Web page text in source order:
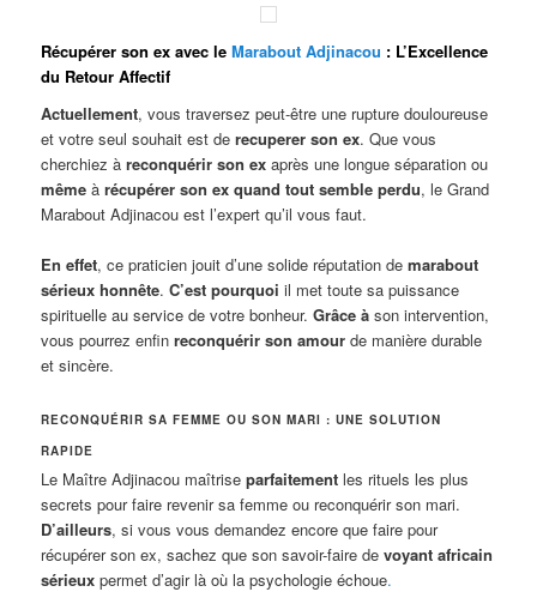
Récupérer son ex avec leMarabout Adjinacou : L’Excellence
du Retour Affectif
Actuellement, vous traversez peut-être une rupture douloureuse
et votre seul souhait est derecuperer son ex. Que vous
cherchiez àreconquérir son ex après une longue séparation ou
même àrécupérer son ex quand tout semble perdu, le Grand
Marabout Adjinacou est l’expert qu’il vous faut.
En effet, ce praticien jouit d’une solide réputation demarabout
sérieux honnête.C’est pourquoi il met toute sa puissance
spirituelle au service de votre bonheur.Grâce à son intervention,
vous pourrez enfinreconquérir son amour de manière durable
et sincère.
RECONQUÉRIR SA FEMME OU SON MARI : UNE SOLUTION
RAPIDE
Le Maître Adjinacou maîtriseparfaitement les rituels les plus
secrets pour faire revenir sa femme ou reconquérir son mari.
D’ailleurs, si vous vous demandez encore que faire pour
récupérer son ex, sachez que son savoir-faire devoyant africain
sérieux permet d’agir là où la psychologie échoue.